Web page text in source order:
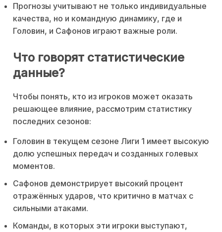
Прогнозы учитывают не только индивидуальные
качества, но и командную динамику, где и
Головин, и Сафонов играют важные роли.
Что говорят статистические
данные?
Чтобы понять, кто из игроков может оказать
решающее влияние, рассмотрим статистику
последних сезонов:
Головин в текущем сезоне Лиги 1 имеет высокую
долю успешных передач и созданных голевых
моментов.
Сафонов демонстрирует высокий процент
отражённых ударов, что критично в матчах с
сильными атаками.
Команды, в которых эти игроки выступают,